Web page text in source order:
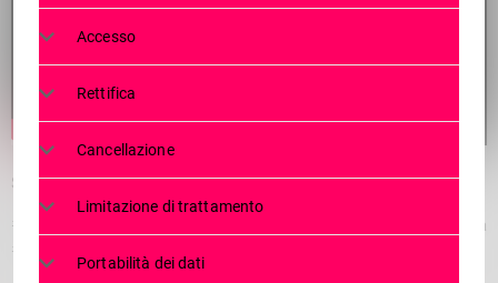
San Tomaso, l’arte apre le corti
#RadioTSN #tsn #telesondrionews #newsvaltellina #valtellina
#canale85 #lombardia #radio #tv
Accesso
Rettifica
Cancellazione
Limitazione di trattamento
Portabilità dei dati